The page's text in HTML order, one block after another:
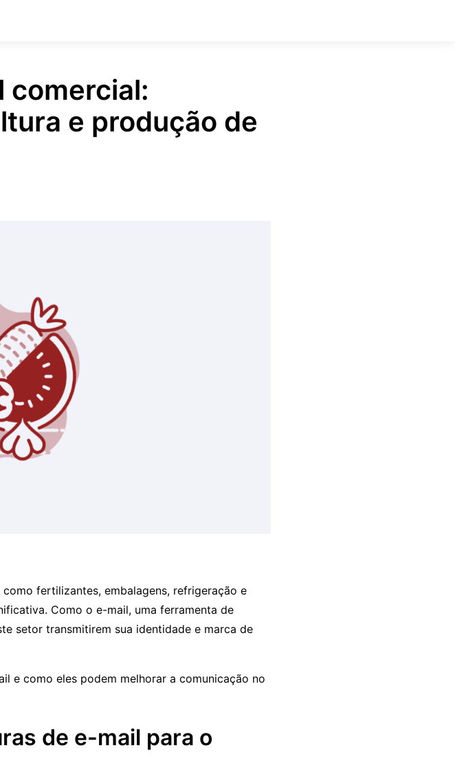
comercial:
e produção de
fertilizantes, embalagens, refrigeração e
Como o e-mail, uma ferramenta de
setor transmitirem sua identidade e marca de
e como eles podem melhorar a comunicação no
de e-mail para o